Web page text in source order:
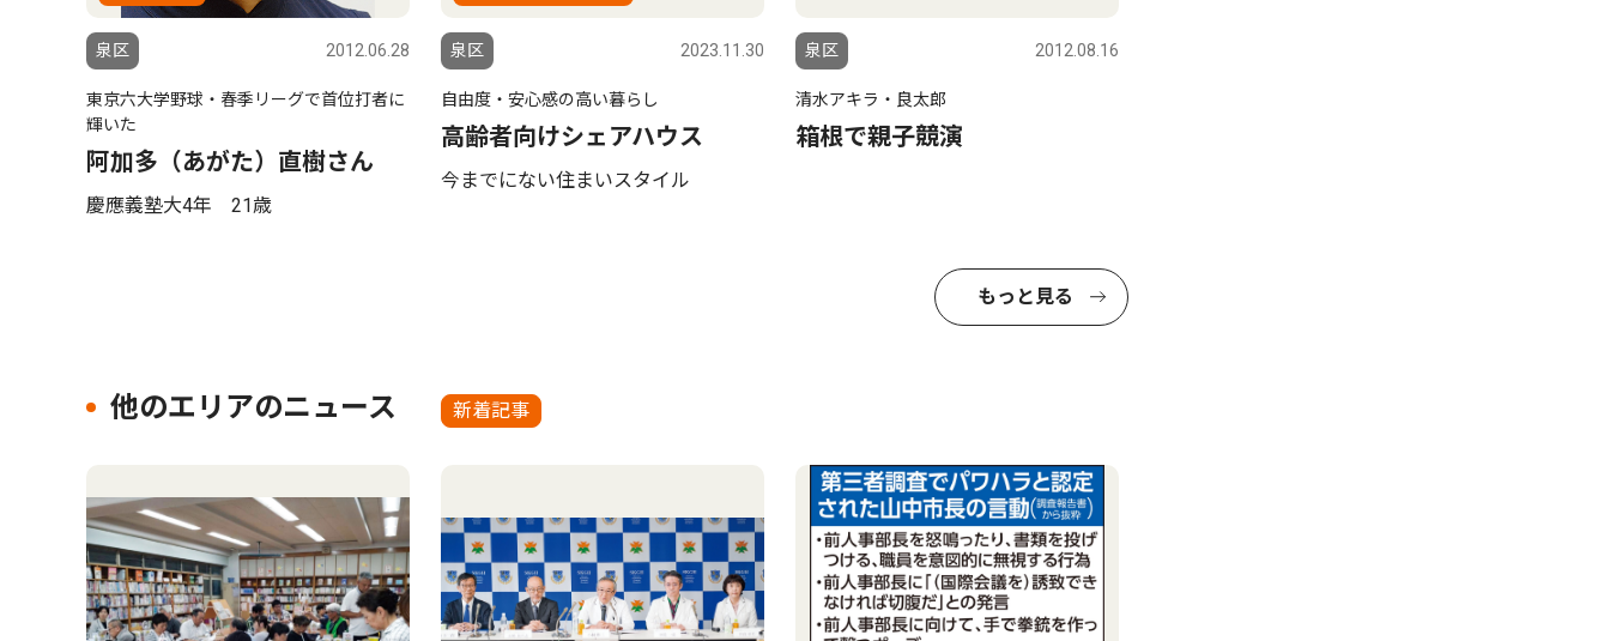
泉区 2012.06.28
東京六大学野球・春季リーグで首位打者に
輝いた
阿加多（あがた）直樹さん
慶應義塾大4年 21歳
泉区 2023.11.30
自由度・安心感の高い暮らし
高齢者向けシェアハウス
今までにない住まいスタイル
泉区 2012.08.16
清水アキラ・良太郎
箱根で親子競演
もっと見る
他のエリアのニュース 新着記事